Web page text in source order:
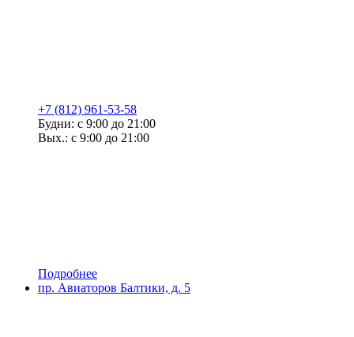
+7 (812) 961-53-58
Будни: с 9:00 до 21:00
Вых.: с 9:00 до 21:00
Подробнее
пр. Авиаторов Балтики, д. 5